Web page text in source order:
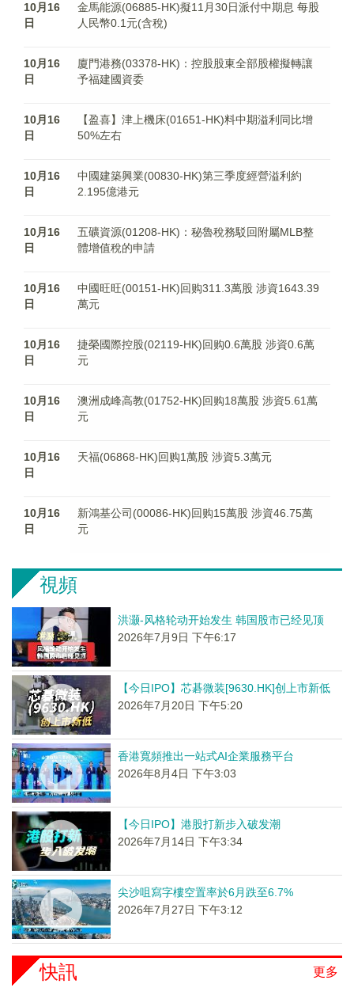
10月16
日
金馬能源(06885-HK)擬11月30日派付中期息 每股
人民幣0.1元(含稅)
10月16
日
廈門港務(03378-HK)：控股股東全部股權擬轉讓
予福建國資委
10月16
日
【盈喜】津上機床(01651-HK)料中期溢利同比增
50%左右
10月16
日
中國建築興業(00830-HK)第三季度經營溢利約
2.195億港元
10月16
日
五礦資源(01208-HK)：秘魯稅務駁回附屬MLB整
體增值稅的申請
10月16
日
中國旺旺(00151-HK)回购311.3萬股 涉資1643.39
萬元
10月16
日
捷榮國際控股(02119-HK)回购0.6萬股 涉資0.6萬
元
10月16
日
澳洲成峰高教(01752-HK)回购18萬股 涉資5.61萬
元
10月16
日
天福(06868-HK)回购1萬股 涉資5.3萬元
10月16
日
新鴻基公司(00086-HK)回购15萬股 涉資46.75萬
元
視頻
洪灏-风格轮动开始发生 韩国股市已经见顶
2026年7月9日 下午6:17
【今日IPO】芯碁微装[9630.HK]创上市新低
2026年7月20日 下午5:20
香港寬頻推出一站式AI企業服務平台
2026年8月4日 下午3:03
【今日IPO】港股打新步入破发潮
2026年7月14日 下午3:34
尖沙咀寫字樓空置率於6月跌至6.7%
2026年7月27日 下午3:12
更多
快訊